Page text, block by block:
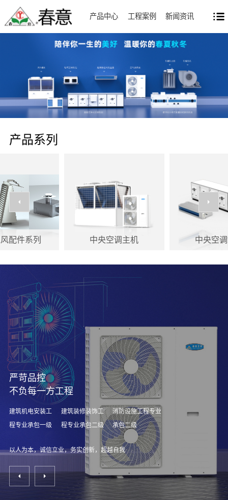
产品中心 工程案例 新闻资讯
产品系列
配件系列 中央空调主机 中央空
严苛品控
不负每一方工程
建筑机电安装工
程专业承包一级
建筑装修装饰工
程专业承包二级
消防设施工程专业
承包二级
以人为本，诚信立业，务实创新，超越自我